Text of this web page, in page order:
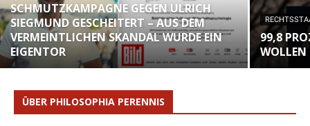
SCHMUTZKAMPAGNE GEGEN ULRICH
SIEGMUND GESCHEITERT – AUS DEM
VERMEINTLICHEN SKANDAL WURDE EIN
EIGENTOR
99,8
WOLLEN
ÜBER PHILOSOPHIA PERENNIS